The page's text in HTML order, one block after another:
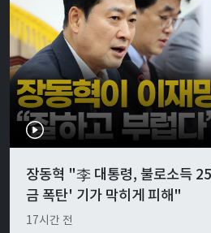
장동혁 "李 대통령, 불로소득
금 폭탄' 기가 막히게 피해"
17시간 전